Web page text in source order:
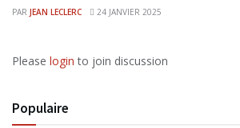
PAR JEAN LECLERC 24 JANVIER 2025
Please login to join discussion
Populaire